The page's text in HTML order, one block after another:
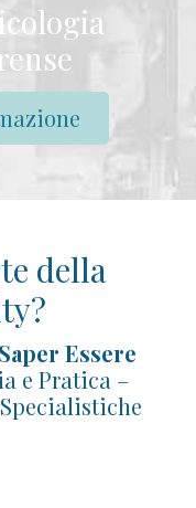
della
Saper Essere
e Pratica –